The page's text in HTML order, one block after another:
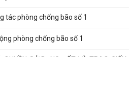
TẶNG QUÀ NHÂN KỶ NIỆM 25 NĂM